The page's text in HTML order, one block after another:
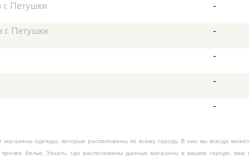
г. Петушки -
г. Петушки -
-
-
-
магазины одежды, которые расположены по всему городу. В них вы всегда
прочее белье. Узнать, где расположены данные магазины в вашем городе, вам